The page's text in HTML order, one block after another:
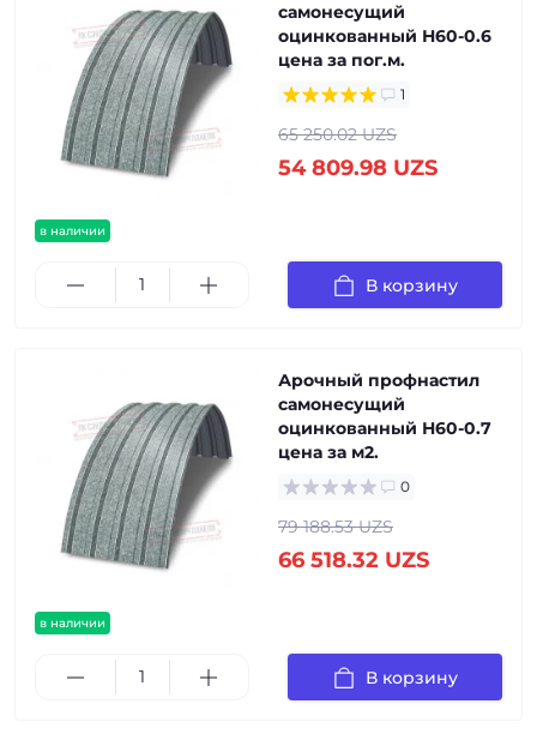
в наличии
самонесущий
оцинкованный Н60-0.6
цена за пог.м.
1
65 250.02 UZS
54 809.98 UZS
В корзину
в наличии
Арочный профнастил
самонесущий
оцинкованный Н60-0.7
цена за м2.
0
79 188.53 UZS
66 518.32 UZS
В корзину